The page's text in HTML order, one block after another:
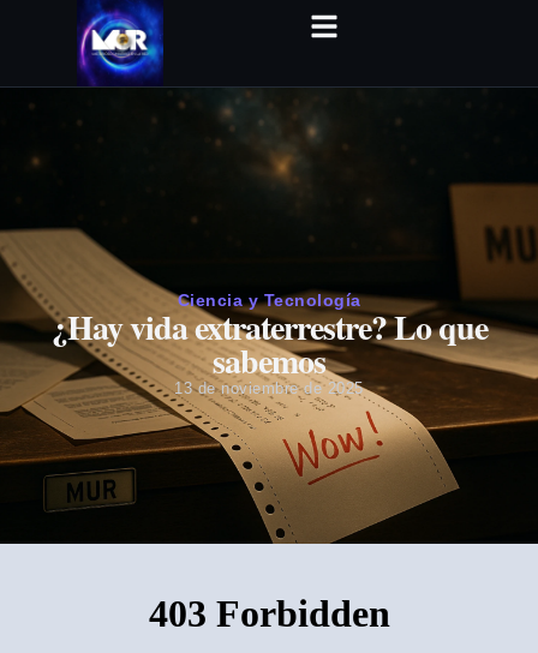
Ciencia y Tecnología
¿Hay vida extraterrestre? Lo que
sabemos
13 de noviembre de 2025